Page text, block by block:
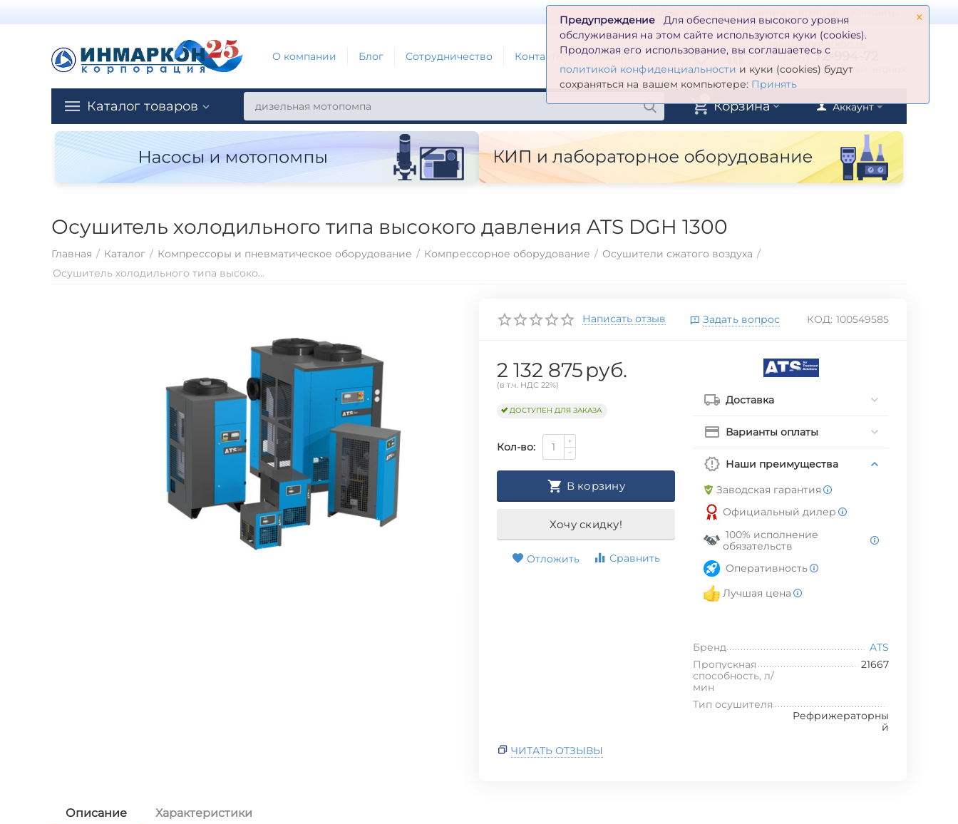
×
Предупреждение
Для обеспечения высокого уровня
обслуживания на этом сайте используются куки (cookies).
Продолжая его использование, вы соглашаетесь с
политикой конфиденциальности и куки (cookies) будут
сохраняться на вашем компьютере: Принять
О компании Блог Сотрудничество Контакты Глоссарий
zakaz@inmarkon.ru
+7(351)72-994-72
Заказать обратный звонок
Каталог товаров Аккаунт
Корзина
Осушитель холодильного типа высокого давления ATS DGH 1300
Главная / Каталог / Компрессоры и пневматическое оборудование / Компрессорное оборудование / Осушители сжатого воздуха /
Осушитель холодильного типа высокого давления ATS DGH 1300
Написать отзыв Задать вопрос КОД: 100549585
2 132 875руб.
(в т.ч. НДС 22%)
ДОСТУПЕН ДЛЯ ЗАКАЗА
Кол-во:
+
−
В корзину
Хочу скидку!
Отложить Сравнить
Доставка
Варианты оплаты
Наши преимущества
Заводская гарантия
Официальный дилер
100% исполнение
обязательств
Оперативность
Лучшая цена
Бренд
ATS
Пропускная
способность, л/
мин
21667
Тип осушителя
Рефрижераторны
й
ЧИТАТЬ ОТЗЫВЫ
Описание Характеристики